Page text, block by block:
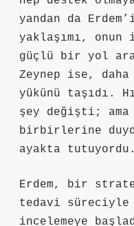
yandan da
yaklaşımı, onun
güçlü bir yol
Zeynep ise,
yükünü taşıdı.
şey değişti; ama
birbirlerine
ayakta tutuyordu.
Erdem, bir
tedavi
incelemeye